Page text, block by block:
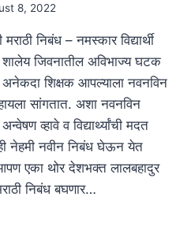
8, 2022
निबंध – नमस्कार विद्यार्थी
शालेय जिवनातील अविभाज्य घटक
शिक्षक आपल्याला नवनविन
सांगतात. अशा नवनविन
व्हावे व विद्यार्थ्यांची मदत
नेहमी नवीन निबंध घेऊन येत
एका थोर देशभक्त लालबहादुर
निबंध बघणार…